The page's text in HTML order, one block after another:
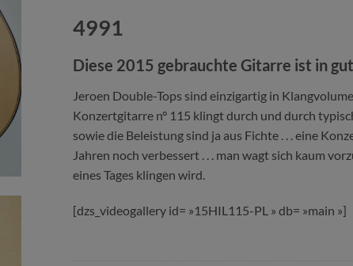
4991
Diese 2015 gebrauchte Gitarre ist in
Jeroen Double-Tops sind einzigartig in
Konzertgitarre n° 115 klingt durch und durch
sowie die Beleistung sind ja aus Fichte . . . eine
Jahren noch verbessert . . . man wagt sich kaum
eines Tages klingen wird.
[dzs_videogallery id= »15HIL115-PL » db= »main »]